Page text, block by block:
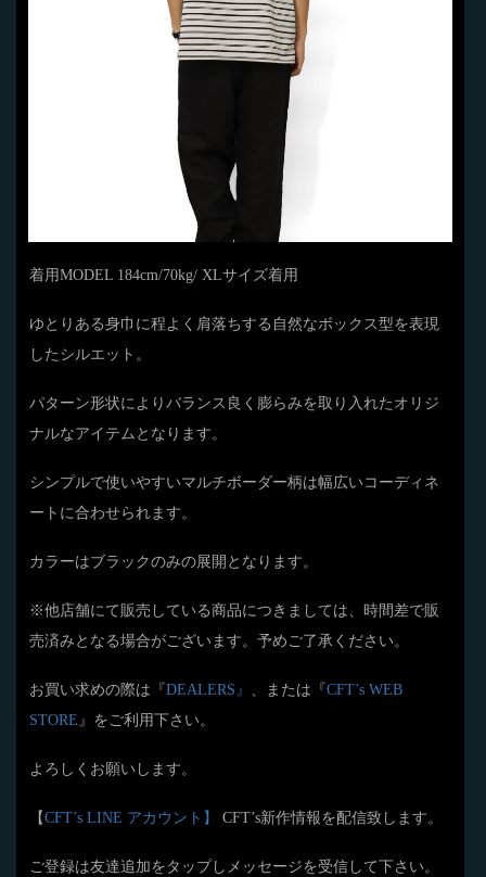
着用MODEL 184cm/70kg/ XLサイズ着用
ゆとりある身巾に程よく肩落ちする自然なボックス型を表現
したシルエット。
パターン形状によりバランス良く膨らみを取り入れたオリジ
ナルなアイテムとなります。
シンプルで使いやすいマルチボーダー柄は幅広いコーディネ
ートに合わせられます。
カラーはブラックのみの展開となります。
※他店舗にて販売している商品につきましては、時間差で販
売済みとなる場合がございます。予めご了承ください。
お買い求めの際は『DEALERS』 、または『CFT’s WEB
STORE 』をご利用下さい。
よろしくお願いします。
【CFT’s LINE アカウント】 CFT’s新作情報を配信致します。
ご登録は友達追加をタップしメッセージを受信して下さい。